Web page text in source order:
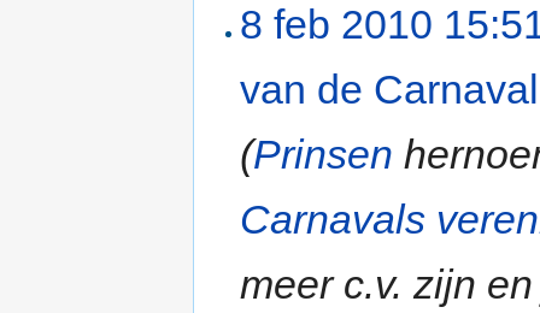
8 feb 2010
van de
(Prinsen
Carnavals
meer c.v. zijn